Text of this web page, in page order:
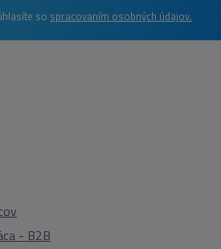
so spracovaním osobných údajov.
- B2B